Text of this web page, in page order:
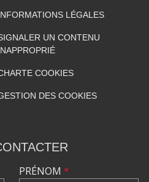
LÉGALES
UN CONTENU
COOKIES
DES COOKIES
PRÉNOM *